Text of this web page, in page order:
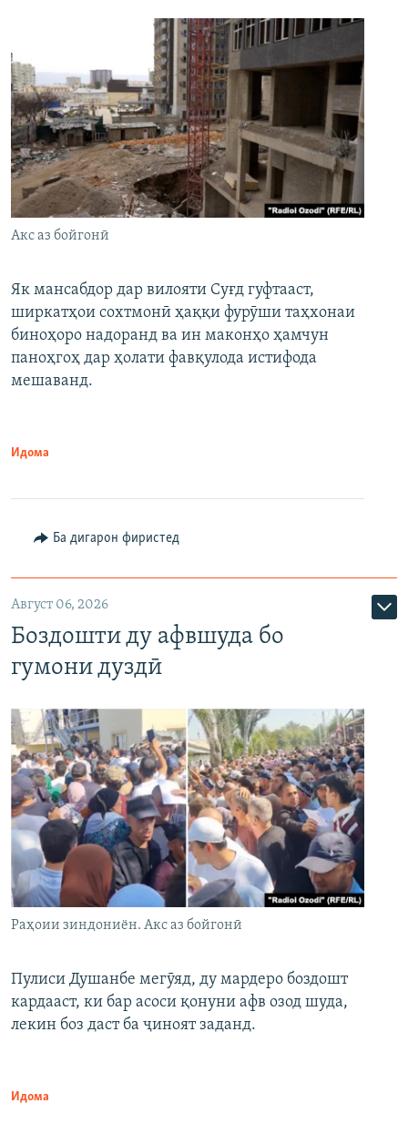
Акс аз бойгонӣ
Як мансабдор дар вилояти Суғд гуфтааст,
ширкатҳои сохтмонӣ ҳаққи фурӯши таҳхонаи
биноҳоро надоранд ва ин маконҳо ҳамчун
паноҳгоҳ дар ҳолати фавқулода истифода
мешаванд.
Идома
Ба дигарон фиристед
Август 06, 2026
Боздошти ду афвшуда бо
гумони дуздӣ
Раҳоии зиндониён. Акс аз бойгонӣ
Пулиси Душанбе мегӯяд, ду мардеро боздошт
кардааст, ки бар асоси қонуни афв озод шуда,
лекин боз даст ба ҷиноят заданд.
Идома